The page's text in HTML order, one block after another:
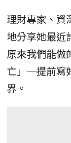
理財專家、資
地分享她最近
原來我們能做
亡」─提前寫
界。